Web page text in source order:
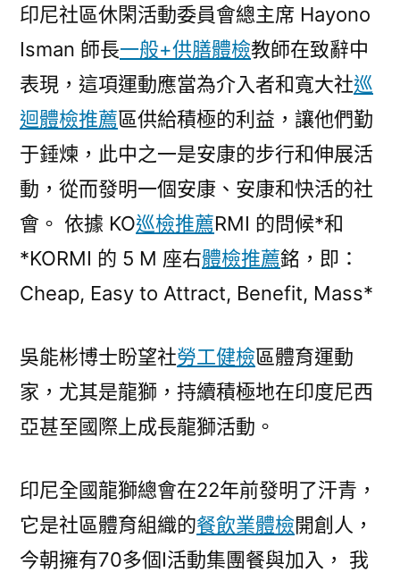
印尼社區休閑活動委員會總主席 Hayono
Isman 師長一般+供膳體檢教師在致辭中
表現，這項運動應當為介入者和寬大社巡
迴體檢推薦區供給積極的利益，讓他們勤
于錘煉，此中之一是安康的步行和伸展活
動，從而發明一個安康、安康和快活的社
會。 依據 KO巡檢推薦RMI 的問候*和
*KORMI 的 5 M 座右體檢推薦銘，即：
Cheap, Easy to Attract, Benefit, Mass*
吳能彬博士盼望社勞工健檢區體育運動
家，尤其是龍獅，持續積極地在印度尼西
亞甚至國際上成長龍獅活動。
印尼全國龍獅總會在22年前發明了汗青，
它是社區體育組織的餐飲業體檢開創人，
今朝擁有70多個I活動集團餐與加入， 我